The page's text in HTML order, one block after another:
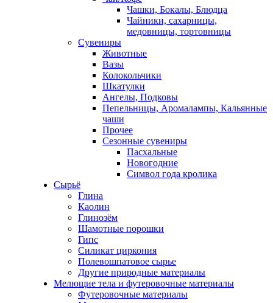
Чашки, Бокалы, Блюдца
Чайники, сахарницы,
медовницы, тортовницы
Сувениры
Животные
Вазы
Колокольчики
Шкатулки
Ангелы, Подковы
Пепельницы, Аромалампы, Кальянные
чаши
Прочее
Сезонные сувениры
Пасхальные
Новогодние
Символ года кролика
Сырьё
Глина
Каолин
Глинозём
Шамотные порошки
Гипс
Силикат циркония
Полевошпатовое сырье
Другие природные материалы
Мелющие тела и футеровочные материалы
Футеровочные материалы